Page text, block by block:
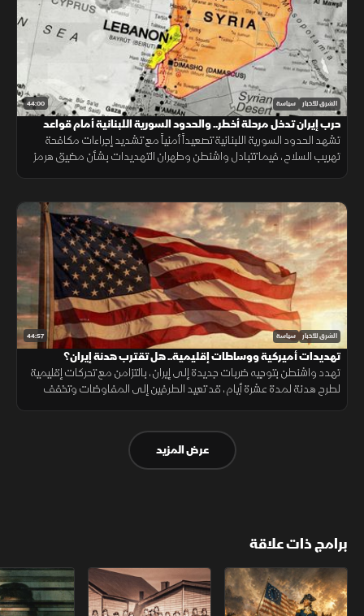
44:00 الشرق للأخبار سياسة
حرب إيران تدخل مرحلة أخطر.. والحدود السورية اللبنانية أمام قواعد
اشتباك جديدة
تشهد الحدود السورية اللبنانية تصعيداً أمنياً مع تشديد إجراءات مكافحة
تهريب السلاح، فيما تتبادل واشنطن وطهران التهديدات بشأن مضيق هرمز
44:57 الشرق للأخبار سياسة
تهديدات أميركية ووساطات إقليمية.. هل تقترب هدنة إيران؟
تهدد واشنطن بتوجيه ضربات جديدة إلى إيران، بالتزامن مع تحركات إقليمية
لطرح هدنة لمدة عشرة أيام، قد تعيد الطرفين إلى المفاوضات وتخفف
عرض المزيد
برامج ذات علاقة
الثورة الأميركية الكاميكاز.. تاريخ مجهول عودة الدجال